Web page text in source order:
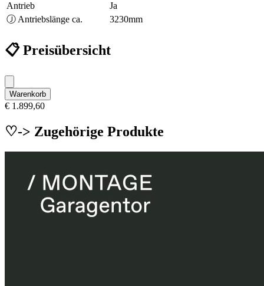
Antrieb
Ja
Ⓙ Antriebslänge ca.
3230mm
📋 Preisübersicht
Warenkorb
€ 1.899,60
♡-> Zugehörige Produkte